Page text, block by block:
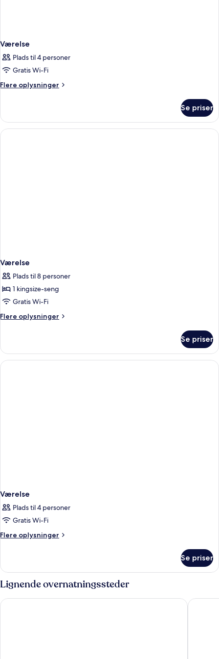
Værelse
Plads til 4 personer
Gratis Wi-Fi
Flere oplysninger
Flere
Se priser
Værelse
Plads til 8 personer
1 kingsize-seng
Gratis Wi-Fi
Flere oplysninger
Flere
Se priser
Værelse
Plads til 4 personer
Gratis Wi-Fi
Flere oplysninger
Flere
Se priser
Lignende overnatningssteder
The Reverie Saigon - The Leading Hotels of the WorldHotel